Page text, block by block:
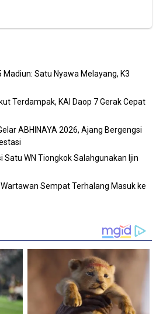
Satu Nyawa Melayang, K3
Terdampak, KAI Daop 7 Gerak Cepat
ABHINAYA 2026, Ajang Bergengsi
Satu WN Tiongkok Salahgunakan Ijin
Sempat Terhalang Masuk ke